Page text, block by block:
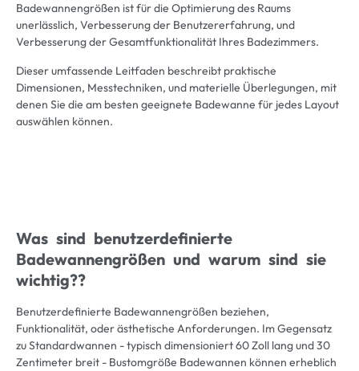
Badewannengrößen ist für die Optimierung des Raums
unerlässlich, Verbesserung der Benutzererfahrung, und
Verbesserung der Gesamtfunktionalität Ihres Badezimmers.
Dieser umfassende Leitfaden beschreibt praktische
Dimensionen, Messtechniken, und materielle Überlegungen, mit
denen Sie die am besten geeignete Badewanne für jedes Layout
auswählen können.
Was sind benutzerdefinierte
Badewannengrößen und warum sind sie
wichtig??
Benutzerdefinierte Badewannengrößen beziehen,
Funktionalität, oder ästhetische Anforderungen. Im Gegensatz
zu Standardwannen - typisch dimensioniert 60 Zoll lang und 30
Zentimeter breit - Bustomgröße Badewannen können erheblich